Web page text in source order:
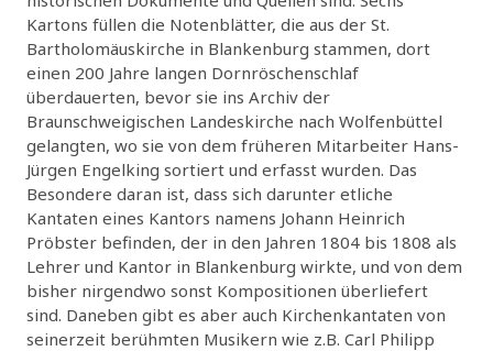
Kartons füllen die Notenblätter, die aus der St.
Bartholomäuskirche in Blankenburg stammen, dort
einen 200 Jahre langen Dornröschenschlaf
überdauerten, bevor sie ins Archiv der
Braunschweigischen Landeskirche nach Wolfenbüttel
gelangten, wo sie von dem früheren Mitarbeiter Hans-
Jürgen Engelking sortiert und erfasst wurden. Das
Besondere daran ist, dass sich darunter etliche
Kantaten eines Kantors namens Johann Heinrich
Pröbster befinden, der in den Jahren 1804 bis 1808 als
Lehrer und Kantor in Blankenburg wirkte, und von dem
bisher nirgendwo sonst Kompositionen überliefert
sind. Daneben gibt es aber auch Kirchenkantaten von
seinerzeit berühmten Musikern wie z.B. Carl Philipp